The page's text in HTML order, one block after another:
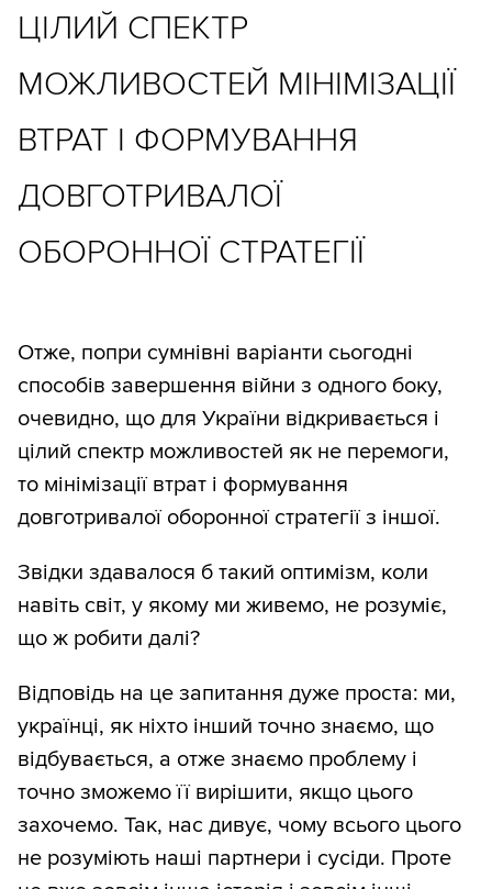
ЦІЛИЙ СПЕКТР
МОЖЛИВОСТЕЙ МІНІМІЗАЦІЇ
ВТРАТ І ФОРМУВАННЯ
ДОВГОТРИВАЛОЇ
ОБОРОННОЇ СТРАТЕГІЇ
Отже, попри сумнівні варіанти сьогодні
способів завершення війни з одного боку,
очевидно, що для України відкривається і
цілий спектр можливостей як не перемоги,
то мінімізації втрат і формування
довготривалої оборонної стратегії з іншої.
Звідки здавалося б такий оптимізм, коли
навіть світ, у якому ми живемо, не розуміє,
що ж робити далі?
Відповідь на це запитання дуже проста: ми,
українці, як ніхто інший точно знаємо, що
відбувається, а отже знаємо проблему і
точно зможемо її вирішити, якщо цього
захочемо. Так, нас дивує, чому всього цього
не розуміють наші партнери і сусіди. Проте